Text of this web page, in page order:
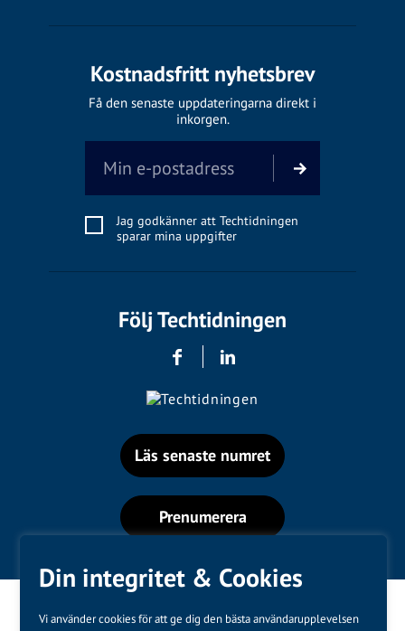
Din integritet & Cookies
Vi använder cookies för att ge dig den bästa användarupplevelsen
Kostnadsfritt nyhetsbrev
Få den senaste uppdateringarna direkt i
inkorgen.
Jag godkänner att Techtidningen
sparar mina uppgifter
Följ Techtidningen
Läs senaste numret
Prenumerera